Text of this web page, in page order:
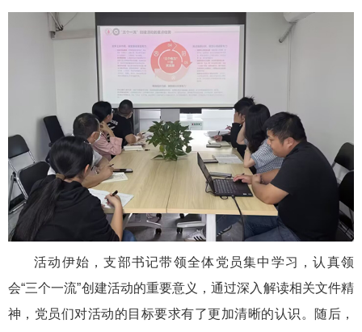
活动伊始，支部书记带领全体党员集中学习，认真领
会“三个一流”创建活动的重要意义，通过深入解读相关文件精
神，党员们对活动的目标要求有了更加清晰的认识。随后，